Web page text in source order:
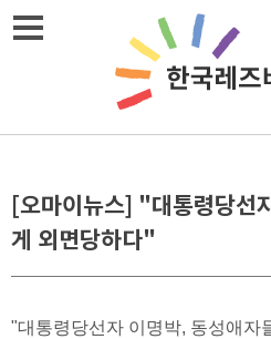
[오마이뉴스] "대통령당선
게 외면당하다"
"대통령당선자 이명박, 동성애자